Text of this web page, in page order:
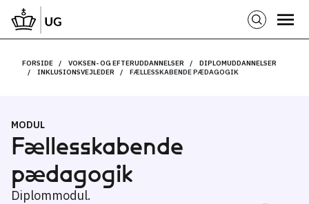
FORSIDE VOKSEN- OG EFTERUDDANNELSER
DIPLOMUDDANNELSER
INKLUSIONSVEJLEDER
FÆLLESSKABENDE PÆDAGOGIK
MODUL
Fællesskabende
pædagogik
Diplommodul.